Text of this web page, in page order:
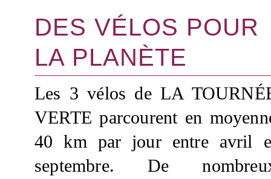
DES VÉLOS POUR
LA PLANÈTE
Les 3 vélos de LA
VERTE parcourent en
40 km par jour entre avril
septembre. De